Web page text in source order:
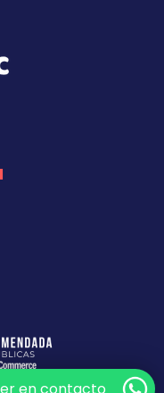
en contacto